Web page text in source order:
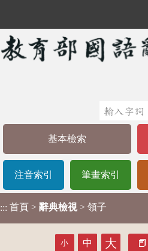
基本檢索
注音索引 筆畫索引
::: 首頁 > 辭典檢視 > 領子
小 中 大